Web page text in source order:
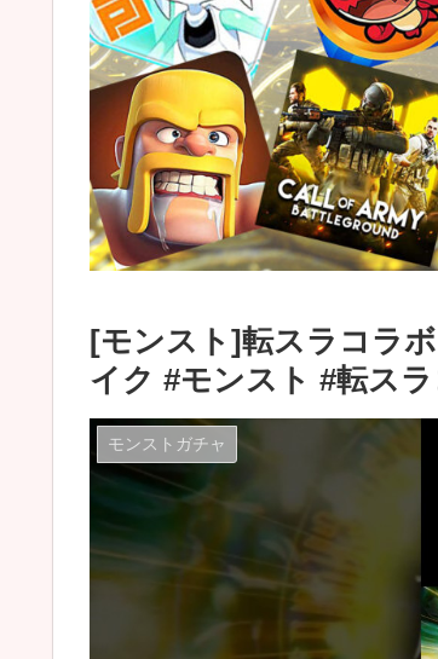
[モンスト]転スラコラ
イク #モンスト #転ス
モンストガチャ